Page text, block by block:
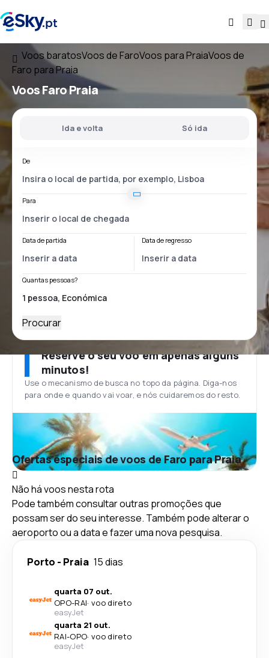
Voos baratosVoos de FaroVoos para PraiaVoos de
Faro para Praia
VoosFaro Praia
Ida e volta Só ida
De
Para
Data de partida Data de regresso
Quantas pessoas?
Procurar
Reserve o seu voo em apenas alguns
minutos!
Use o mecanismo de busca no topo da página. Diga-nos
para onde e quando vai voar, e nós cuidaremos do resto.
Ofertas especiais de voos de Faro para Praia
Não há voos nesta rota
Pode também consultar outras promoções que
possam ser do seu interesse. Também pode alterar o
aeroporto ou a data e fazer uma nova pesquisa.
Porto - Praia 15 dias
quarta 07 out.
OPO-RAI· voo direto
easyJet
quarta 21 out.
RAI-OPO· voo direto
easyJet